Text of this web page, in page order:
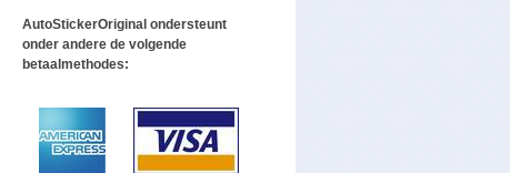
AutoStickerOriginal ondersteunt
onder andere de volgende
betaalmethodes: